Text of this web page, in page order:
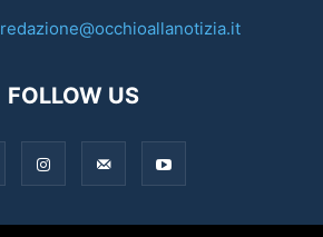
redazione@occhioallanotizia.it
FOLLOW US